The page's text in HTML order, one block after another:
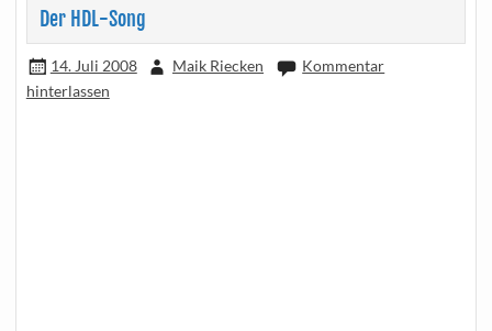
Der HDL-Song
14. Juli 2008 Maik Riecken
Kommentar
hinterlassen